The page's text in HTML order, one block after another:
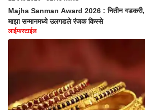
Majha Sanman Award 2026 : नितीन
माझा सन्मानमध्ये उलगडले रंजक किस्से
लाईफस्टाईल